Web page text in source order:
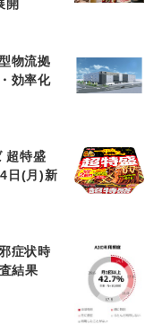
開
物流拠
効率化
超特盛
日(月)新
症状時
結果